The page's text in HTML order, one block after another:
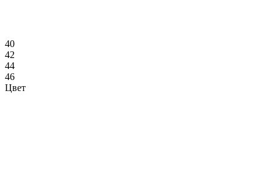
40
42
44
46
Цвет